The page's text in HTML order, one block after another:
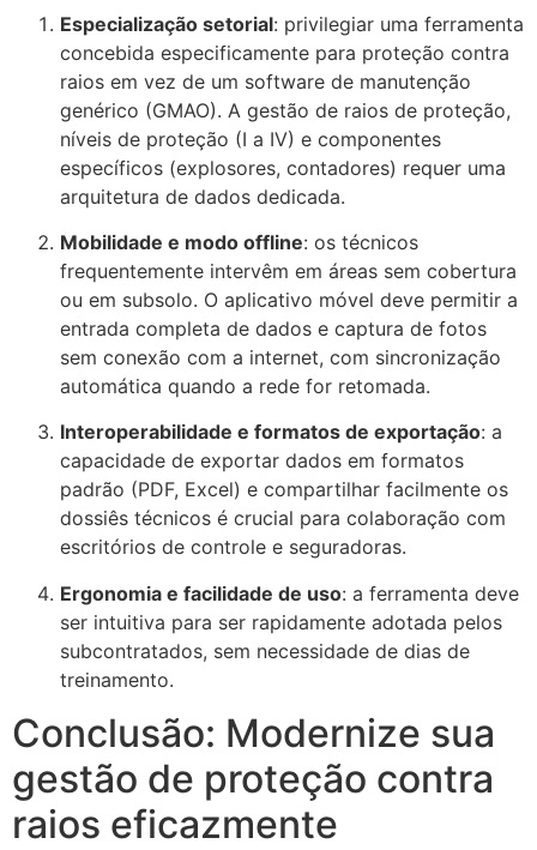
Especialização setorial: privilegiar uma ferramenta
concebida especificamente para proteção contra
raios em vez de um software de manutenção
genérico (GMAO). A gestão de raios de proteção,
níveis de proteção (I a IV) e componentes
específicos (explosores, contadores) requer uma
arquitetura de dados dedicada.
Mobilidade e modo offline: os técnicos
frequentemente intervêm em áreas sem cobertura
ou em subsolo. O aplicativo móvel deve permitir a
entrada completa de dados e captura de fotos
sem conexão com a internet, com sincronização
automática quando a rede for retomada.
Interoperabilidade e formatos de exportação: a
capacidade de exportar dados em formatos
padrão (PDF, Excel) e compartilhar facilmente os
dossiês técnicos é crucial para colaboração com
escritórios de controle e seguradoras.
Ergonomia e facilidade de uso: a ferramenta deve
ser intuitiva para ser rapidamente adotada pelos
subcontratados, sem necessidade de dias de
treinamento.
Conclusão: Modernize sua
gestão de proteção contra
raios eficazmente